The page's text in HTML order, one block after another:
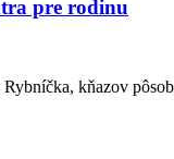
pre rodinu
kňazov